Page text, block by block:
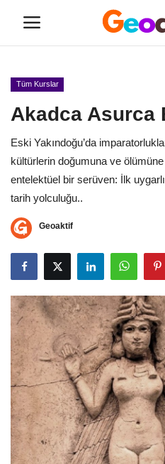
Tüm Kurslar
Etkinlikler
Kayıt
İletişim
Tüm Kurslar
Akadca Asurca
Eski Yakındoğu’da
kültürlerin doğumuna ve ölümüne
entelektüel bir serüven: İlk
tarih yolculuğu..
Geoaktif